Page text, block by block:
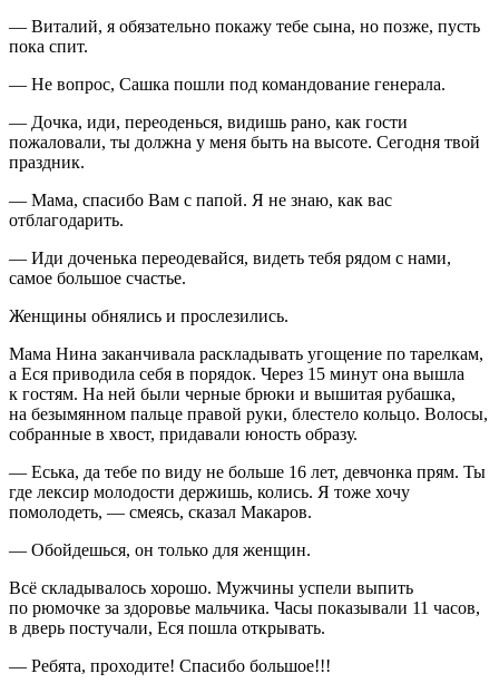
— Виталий, я обязательно покажу тебе сына, но позже, пусть
пока спит.
— Не вопрос, Сашка пошли под командование генерала.
— Дочка, иди, переоденься, видишь рано, как гости
пожаловали, ты должна у меня быть на высоте. Сегодня твой
праздник.
— Мама, спасибо Вам с папой. Я не знаю, как вас
отблагодарить.
— Иди доченька переодевайся, видеть тебя рядом с нами,
самое большое счастье.
Женщины обнялись и прослезились.
Мама Нина заканчивала раскладывать угощение по тарелкам,
а Еся приводила себя в порядок. Через 15 минут она вышла
к гостям. На ней были черные брюки и вышитая рубашка,
на безымянном пальце правой руки, блестело кольцо. Волосы,
собранные в хвост, придавали юность образу.
— Еська, да тебе по виду не больше 16 лет, девчонка прям. Ты
где лексир молодости держишь, колись. Я тоже хочу
помолодеть, — смеясь, сказал Макаров.
— Обойдешься, он только для женщин.
Всё складывалось хорошо. Мужчины успели выпить
по рюмочке за здоровье мальчика. Часы показывали 11 часов,
в дверь постучали, Еся пошла открывать.
— Ребята, проходите! Спасибо большое!!!